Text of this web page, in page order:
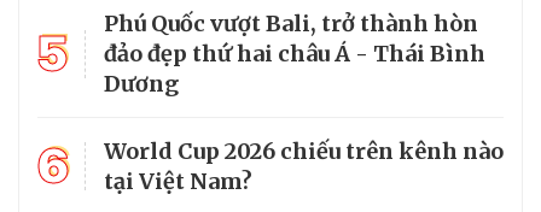
5
Phú Quốc vượt Bali, trở thành hòn
đảo đẹp thứ hai châu Á - Thái Bình
Dương
6
World Cup 2026 chiếu trên kênh nào
tại Việt Nam?